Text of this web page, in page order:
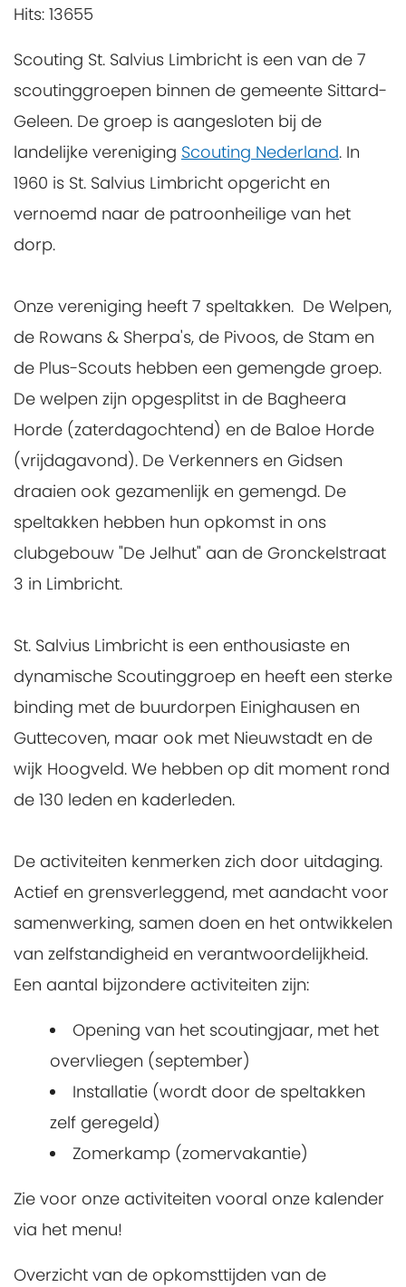
Hits: 13655
Scouting St. Salvius Limbricht is een van de 7
scoutinggroepen binnen de gemeente Sittard-
Geleen. De groep is aangesloten bij de
landelijke vereniging Scouting Nederland. In
1960 is St. Salvius Limbricht opgericht en
vernoemd naar de patroonheilige van het
dorp.
Onze vereniging heeft 7 speltakken. De Welpen,
de Rowans & Sherpa's, de Pivoos, de Stam en
de Plus-Scouts hebben een gemengde groep.
De welpen zijn opgesplitst in de Bagheera
Horde (zaterdagochtend) en de Baloe Horde
(vrijdagavond). De Verkenners en Gidsen
draaien ook gezamenlijk en gemengd. De
speltakken hebben hun opkomst in ons
clubgebouw "De Jelhut" aan de Gronckelstraat
3 in Limbricht.
St. Salvius Limbricht is een enthousiaste en
dynamische Scoutinggroep en heeft een sterke
binding met de buurdorpen Einighausen en
Guttecoven, maar ook met Nieuwstadt en de
wijk Hoogveld. We hebben op dit moment rond
de 130 leden en kaderleden.
De activiteiten kenmerken zich door uitdaging.
Actief en grensverleggend, met aandacht voor
samenwerking, samen doen en het ontwikkelen
van zelfstandigheid en verantwoordelijkheid.
Een aantal bijzondere activiteiten zijn:
Opening van het scoutingjaar, met het
overvliegen (september)
Installatie (wordt door de speltakken
zelf geregeld)
Zomerkamp (zomervakantie)
Zie voor onze activiteiten vooral onze kalender
via het menu!
Overzicht van de opkomsttijden van de